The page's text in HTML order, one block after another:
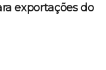
exportações do